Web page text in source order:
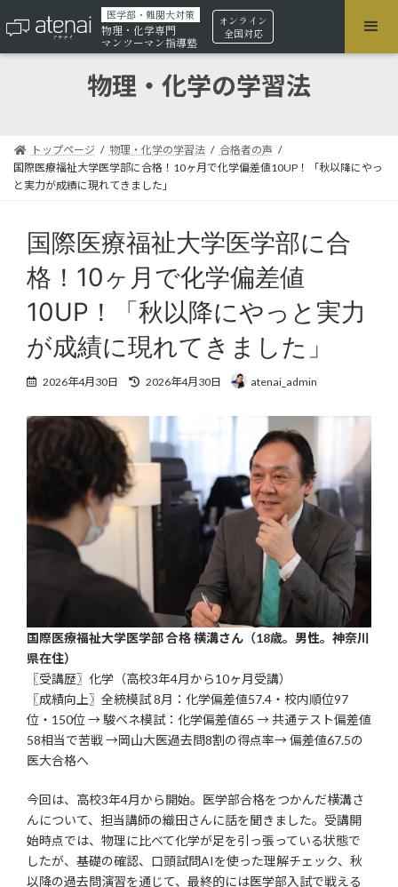
医学部・難関大対策
物理・化学専門
マンツーマン指導塾
オンライン
全国対応
物理・化学の学習法
トップページ 物理・化学の学習法
合格者の声
国際医療福祉大学医学部に合格！10ヶ月で化学偏差値10UP！「秋以降にやっ
と実力が成績に現れてきました」
国際医療福祉大学医学部に合
格！10ヶ月で化学偏差値
10UP！「秋以降にやっと実力
が成績に現れてきました」
2026年4月30日
最
更
時
2026年4月30日 atenai_admin
国際医療福祉大学医学部 合格横溝さん（18歳。男性。神奈川
県在住）
〖受講歴〗化学 （高校3年4月から10ヶ月受講）
〖成績向上〗 全統模試 8月：化学偏差値57.4・校内順位97
位・150位 → 駿ベネ模試：化学偏差値65 → 共通テスト偏差値
58相当で苦戦 →岡山大医過去問8割の得点率→ 偏差値67.5の
医大合格へ
今回は、高校3年4月から開始。医学部合格をつかんだ横溝さ
んについて、担当講師の織田さんに話を聞きました。受講開
始時点では、物理に比べて化学が足を引っ張っている状態で
したが、基礎の確認、口頭試問AIを使った理解チェック、秋
以降の過去問演習を通じて、最終的には医学部入試で戦える